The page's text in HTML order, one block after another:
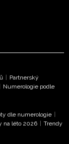
| Partnerský
Numerologie podle
dle numerologie |
na léto 2026 | Trendy